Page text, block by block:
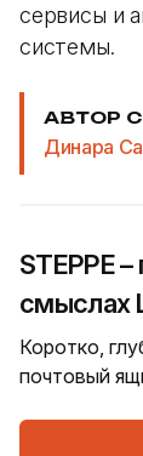
сервисы и
системы.
АВТОР
Динара
STEPPE
смыслах
Коротко,
почтовый